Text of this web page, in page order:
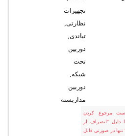
تجهیزات
نظارتی,
تیاندی,
دوربین
تحت
شبکه,
دوربین
مداربسته
مرجوع کردن
دلیل "انصراف از
تنها در صورتی قابل